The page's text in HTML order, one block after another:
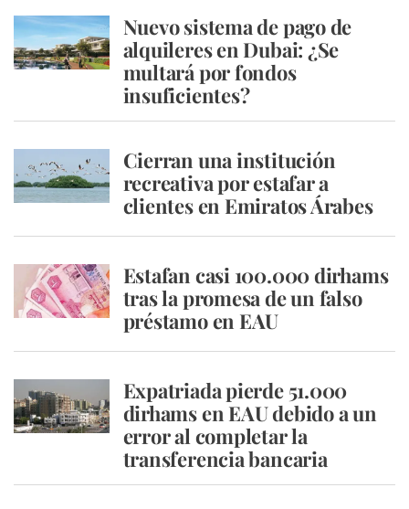
Nuevo sistema de pago de
alquileres en Dubai: ¿Se
multará por fondos
insuficientes?
Cierran una institución
recreativa por estafar a
clientes en Emiratos Árabes
Estafan casi 100.000 dirhams
tras la promesa de un falso
préstamo en EAU
Expatriada pierde 51.000
dirhams en EAU debido a un
error al completar la
transferencia bancaria